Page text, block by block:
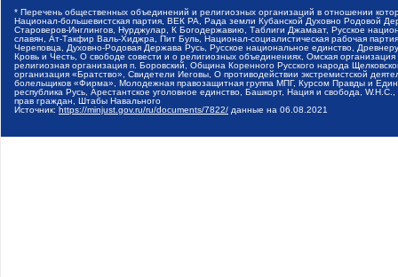
* Перечень общественных объединений и религиозных организаций в отношении
Национал-большевистская партия, ВЕК РА, Рада земли Кубанской Духовно Родовой
Староверов-Инглингов, Нурджулар, К Богодержавию, Таблиги Джамаат, Русское
славян, Ат-Такфир Валь-Хиджра, Пит Буль, Национал-социалистическая рабочая
Череповца, Духовно-Родовая Держава Русь, Русское национальное единство,
Кровь и Честь, О свободе совести и о религиозных объединениях, Омская
религиозная организация п. Боровский, Община Коренного Русского народа
организация «Братство», Свидетели Иеговы, О противодействии экстремистской
болельщиков «Фирма», Молодежная правозащитная группа МПГ, Курсом Правды и
республика Русь, Арестантское уголовное единство, Башкорт, Нация и свобода,
прав граждан, Штабы Навального
Источник: https://minjust.gov.ru/ru/documents/7822/ данные на 06.08.2021